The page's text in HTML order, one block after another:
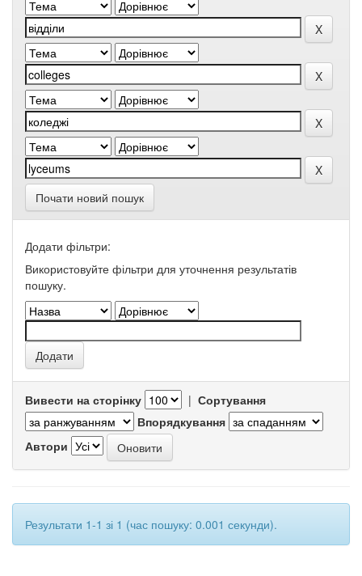
Почати новий пошук
Додати фільтри:
Використовуйте фільтри для уточнення результатів
пошуку.
Вивести на сторінку | Сортування
Впорядкування
Автори
Результати 1-1 зі 1 (час пошуку: 0.001 секунди).